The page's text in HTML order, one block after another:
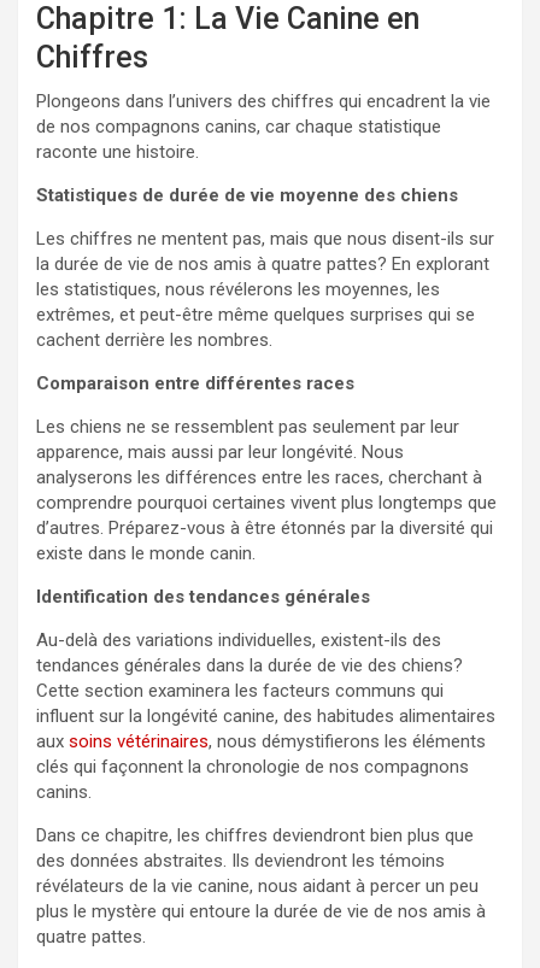
Chapitre 1: La Vie Canine en
Chiffres
Plongeons dans l’univers des chiffres qui encadrent la vie
de nos compagnons canins, car chaque statistique
raconte une histoire.
Statistiques de durée de vie moyenne des chiens
Les chiffres ne mentent pas, mais que nous disent-ils sur
la durée de vie de nos amis à quatre pattes? En explorant
les statistiques, nous révélerons les moyennes, les
extrêmes, et peut-être même quelques surprises qui se
cachent derrière les nombres.
Comparaison entre différentes races
Les chiens ne se ressemblent pas seulement par leur
apparence, mais aussi par leur longévité. Nous
analyserons les différences entre les races, cherchant à
comprendre pourquoi certaines vivent plus longtemps que
d’autres. Préparez-vous à être étonnés par la diversité qui
existe dans le monde canin.
Identification des tendances générales
Au-delà des variations individuelles, existent-ils des
tendances générales dans la durée de vie des chiens?
Cette section examinera les facteurs communs qui
influent sur la longévité canine, des habitudes alimentaires
aux soins vétérinaires, nous démystifierons les éléments
clés qui façonnent la chronologie de nos compagnons
canins.
Dans ce chapitre, les chiffres deviendront bien plus que
des données abstraites. Ils deviendront les témoins
révélateurs de la vie canine, nous aidant à percer un peu
plus le mystère qui entoure la durée de vie de nos amis à
quatre pattes.